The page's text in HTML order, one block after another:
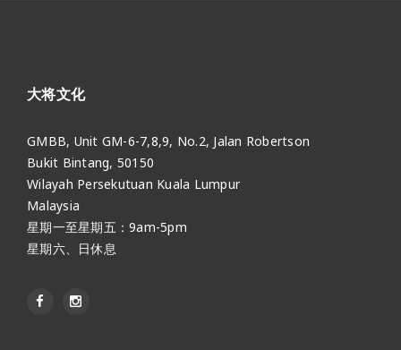
大将文化
GMBB, Unit GM-6-7,8,9, No.2, Jalan Robertson
Bukit Bintang, 50150
Wilayah Persekutuan Kuala Lumpur
Malaysia
星期一至星期五：9am-5pm
星期六、日休息